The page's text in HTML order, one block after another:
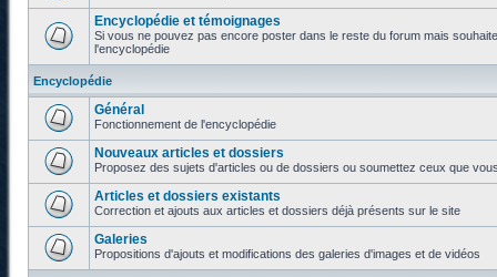
Encyclopédie et témoignages
Si vous ne pouvez pas encore poster dans le reste du forum mais
l'encyclopédie
Encyclopédie
Général
Fonctionnement de l'encyclopédie
Nouveaux articles et dossiers
Proposez des sujets d'articles ou de dossiers ou soumettez ceux que
Articles et dossiers existants
Correction et ajouts aux articles et dossiers déjà présents sur le site
Galeries
Propositions d'ajouts et modifications des galeries d'images et de vidéos